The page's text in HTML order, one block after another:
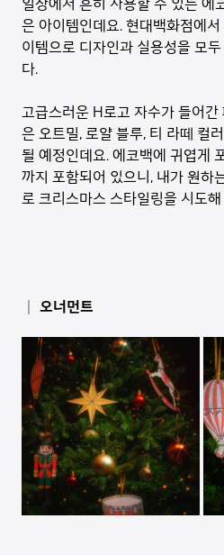
은 아이템인데요. 현대백화점에
이템으로 디자인과 실용성을 모
다.
고급스러운 H로고 자수가 들어
은 오트밀, 로얄 블루, 티 라떼 컬
될 예정인데요. 에코백에 귀엽게
까지 포함되어 있으니, 내가 원하
로 크리스마스 스타일링을 시도
│ 오너먼트